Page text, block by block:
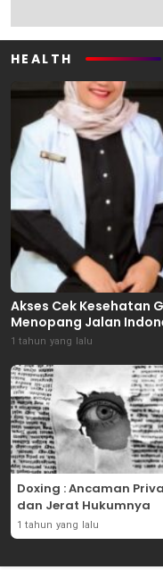
HEALTH
Akses Cek Kesehatan
Menopang Jalan
1 tahun yang lalu
Doxing : Ancaman
dan Jerat Hukumnya
1 tahun yang lalu